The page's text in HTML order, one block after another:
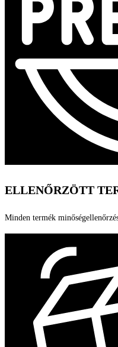
ELLENŐRZÖTT
Minden termék